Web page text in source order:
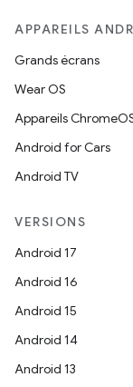
APPAREILS
Grands écrans
Wear OS
Appareils
Android for Cars
Android TV
VERSIONS
Android 17
Android 16
Android 15
Android 14
Android 13